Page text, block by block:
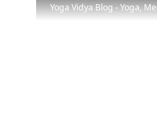
Yoga Vidya Blog - Yoga,